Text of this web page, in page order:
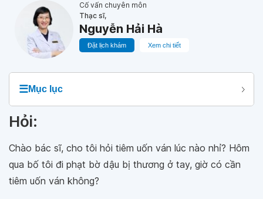
Cố vấn chuyên môn
Thạc sĩ,
Nguyễn Hải Hà
Đặt lịch khám Xem chi tiết
☰Mục lục
Hỏi:
Chào bác sĩ, cho tôi hỏi tiêm uốn ván lúc nào nhỉ? Hôm
qua bố tôi đi phạt bờ dậu bị thương ở tay, giờ có cần
tiêm uốn ván không?